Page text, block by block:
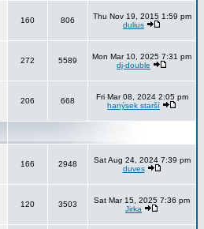
160 806
Thu Nov 19, 2015 1:59 pm
dulius
272 5589
Mon Mar 10, 2025 7:31 pm
dj-double
206 668
Fri Mar 08, 2024 2:05 pm
hanýsek starší
166 2948
Sat Aug 24, 2024 7:39 pm
duves
120 3503
Sat Mar 15, 2025 7:36 pm
Jirka